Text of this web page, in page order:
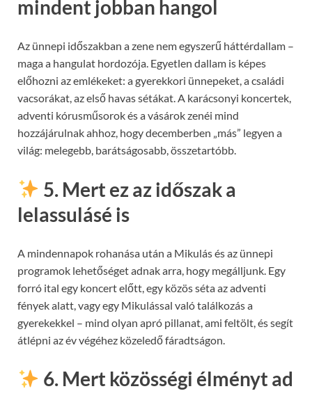
mindent jobban hangol
Az ünnepi időszakban a zene nem egyszerű háttérdallam –
maga a hangulat hordozója. Egyetlen dallam is képes
előhozni az emlékeket: a gyerekkori ünnepeket, a családi
vacsorákat, az első havas sétákat. A karácsonyi koncertek,
adventi kórusműsorok és a vásárok zenéi mind
hozzájárulnak ahhoz, hogy decemberben „más” legyen a
világ: melegebb, barátságosabb, összetartóbb.
5. Mert ez az időszak a
lelassulásé is
A mindennapok rohanása után a Mikulás és az ünnepi
programok lehetőséget adnak arra, hogy megálljunk. Egy
forró ital egy koncert előtt, egy közös séta az adventi
fények alatt, vagy egy Mikulással való találkozás a
gyerekekkel – mind olyan apró pillanat, ami feltölt, és segít
átlépni az év végéhez közeledő fáradtságon.
6. Mert közösségi élményt ad